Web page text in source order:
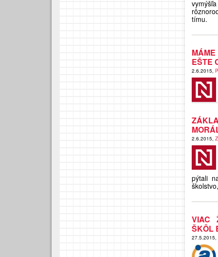
tímu.
EŠTE
2.6.2015,
2.6.2015,
pýtali
VIAC
ŠKÔL
27.5.2015,